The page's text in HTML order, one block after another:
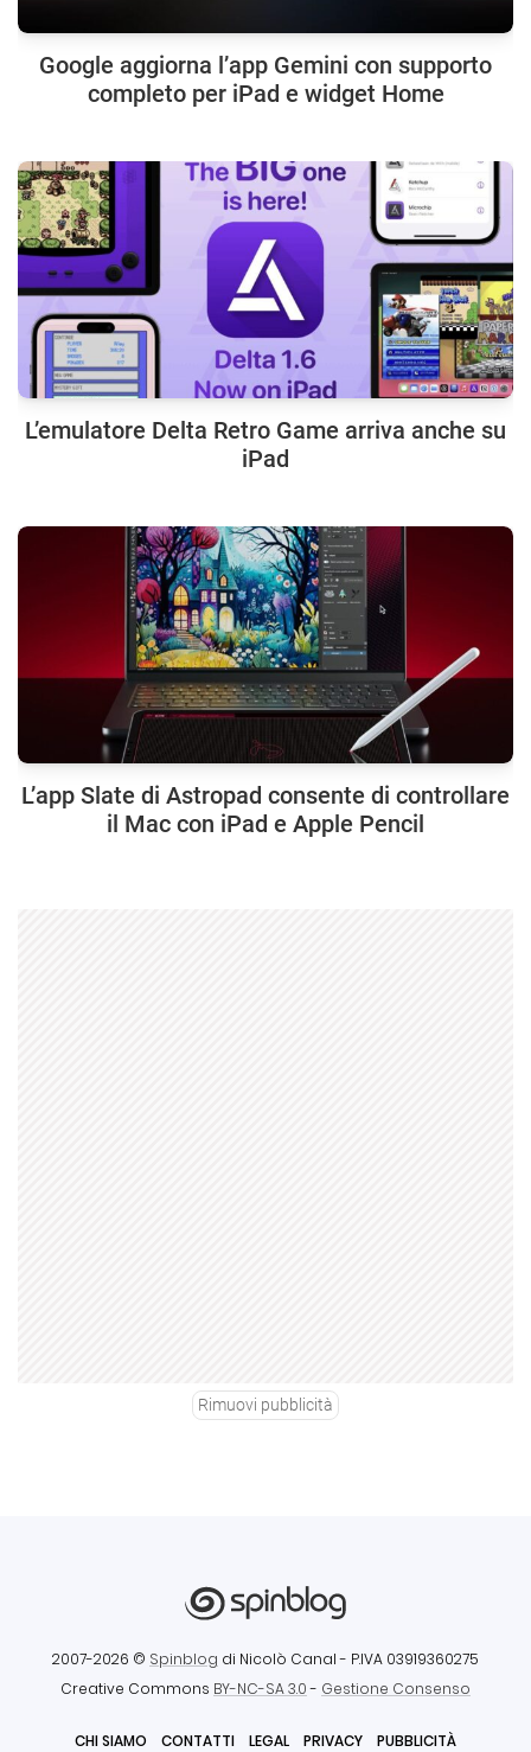
Google aggiorna l’app Gemini con supporto
completo per iPad e widget Home
L’emulatore Delta Retro Game arriva anche su
iPad
L’app Slate di Astropad consente di controllare
il Mac con iPad e Apple Pencil
Rimuovi pubblicità
2007-2026 © Spinblog di Nicolò Canal - P.IVA 03919360275
Creative Commons BY-NC-SA 3.0- Gestione Consenso
CHI SIAMO CONTATTI LEGAL PRIVACY PUBBLICITÀ